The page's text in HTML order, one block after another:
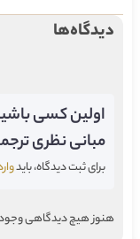
دیدگاه‌ها
اولین کسی
مبانی نظری
برای ثبت دیدگاه، باید
هنوز هیچ دیدگاهی وجود